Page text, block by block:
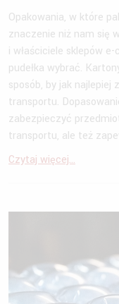
Opakowania, w które
znaczenie niż nam się
i właściciele sklepów
pudełka wybrać.
sposób, by jak
transportu.
zabezpieczyć
transportu, ale też
Czytaj więcej...